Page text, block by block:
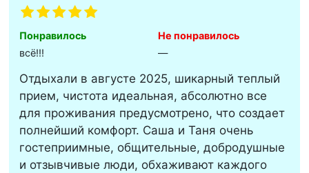
Понравилось
всё!!!
Не понравилось
—
Отдыхали в августе 2025, шикарный теплый
прием, чистота идеальная, абсолютно все
для проживания предусмотрено, что создает
полнейший комфорт. Саша и Таня очень
гостеприимные, общительные, добродушные
и отзывчивые люди, обхаживают каждого